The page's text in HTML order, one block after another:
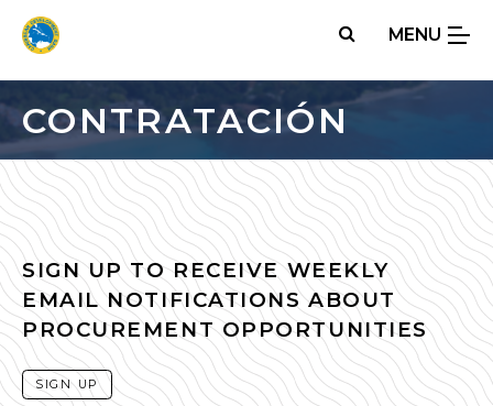
Skip
MENU
CONTRATACIÓN
SIGN UP TO RECEIVE WEEKLY
EMAIL NOTIFICATIONS ABOUT
PROCUREMENT OPPORTUNITIES
SIGN UP